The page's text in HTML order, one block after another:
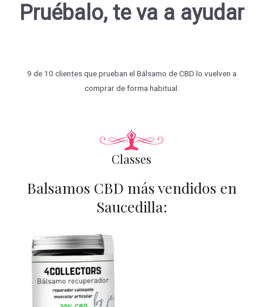
Pruébalo, te va a ayudar
9 de 10 clientes que prueban el Bálsamo de CBD lo vuelven a
comprar de forma habitual.
Classes
Balsamos CBD más vendidos en
Saucedilla: